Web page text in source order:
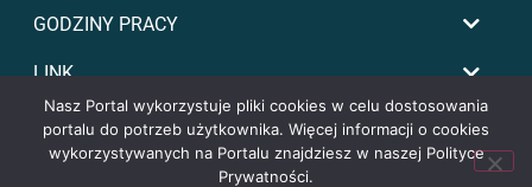
GODZINY PRACY
LINK
Nasz Portal wykorzystuje pliki cookies w celu dostosowania
portalu do potrzeb użytkownika. Więcej informacji o cookies
wykorzystywanych na Portalu znajdziesz w naszej Polityce
Prywatności.